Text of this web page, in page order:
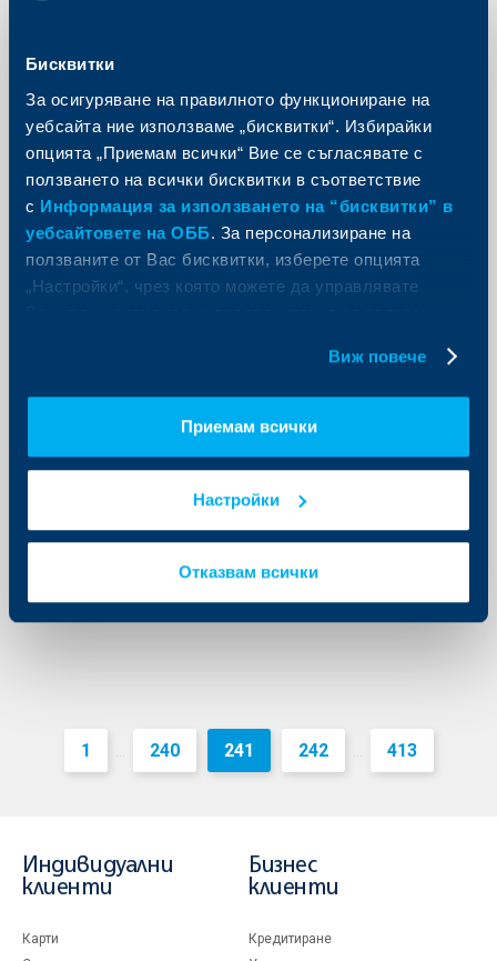
Бисквитки
За осигуряване на правилното функциониране на
уебсайта ние използваме „бисквитки“. Избирайки
опцията „Приемам всички“ Вие се съгласявате с
ползването на всички бисквитки в съответствие
с Информация за използването на “бисквитки” в
уебсайтовете на ОББ. За персонализиране на
ползваните от Вас бисквитки, изберете опцията
„Настройки“, чрез която можете да управлявате
Виж повече
Приемам всички
Настройки
Отказвам всички
образователен детски център в
музея „Васил Левски“ в Карлово
18 септември 2015
Дарителската кампания на Райфайзенбанк
“Избери, за да помогнеш” 2014 г. набра 6 722 лв., в
Левски“, гр. Карлово – „Апостола в детските очи“.
Още
Работно време на ОББ по време на
почивните дни около Деня на
независимостта – 22 септември
18.09.2015 г.
1 ... 240 241 242 ... 413
Индивидуални
клиенти
Карти
Бизнес
клиенти
Кредитиране